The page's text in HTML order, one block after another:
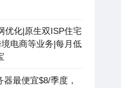
优化|原生双ISP住宅
电商等业务|每月低
器最便宜$8/季度，